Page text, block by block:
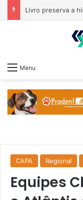
Menu
CAPA Regional
Equipes